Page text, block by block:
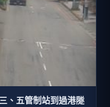
、五管制站到過港隧